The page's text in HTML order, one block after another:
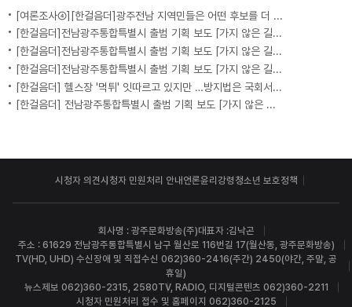
[여론조사④][한걸음더]광주전남 지역민들은 어떤 후보를 더 선호할까.. 변수는?
[한걸음더]전남광주통합특별시 출범 기획 보도 [가지 않은 길] 5편 프랑스 헌법에 새긴 '지방 분권'..전남광주 통합 성공 조건은?
[한걸음더]전남광주통합특별시 출범 기획 보도 [가지 않은 길] 4편 프랑스 지역 통합 10년 성적표
[한걸음더]전남광주통합특별시 출범 기획 보도 [가지 않은 길] 3편 프랑스 통합 10년 지났지만..."우린 여전히 알자스인"
[한걸음더] 헬스장 '먹튀' 잇따르고 있지만 …방지법은 국회서 낮잠
[한걸음더] 전남광주통합특별시 출범 기획 보도 [가지 않은 길] 2편 지방이 주도한 투자..'유럽 상위 5개 지역' 도약 비결은?
시청자 의견시청자 민원처리 안내언론윤리강령 청소년 보호정책
회사명 : 광주문화방송(주)대표자 :김낙곤
주소 : 61629 전남광주통합특별시 남구 월산로 116번길 17(월산동, 광주문화방송)
TV(HD, UHD) 수신장애 및 직접수신 062)360-2416(주간) 2450(야간, 주말, 공
휴일)
뉴스제보 062)360-2315, 2580TV, RADIO, 디지털콘텐츠 062)360-2211
시청자 민원처리 접수 및 홈페이지 062)360-2125